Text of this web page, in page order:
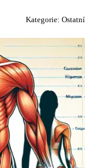
Kategorie: Ostatní